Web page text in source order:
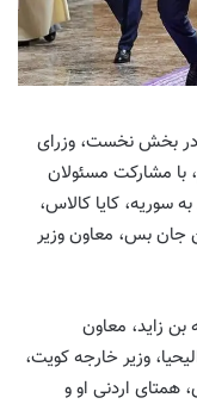
بخش نخست، وزرای
مشارکت مسئولان
سوریه، کایا کالاس،
جان بس، معاون وزیر
بن زاید، معاون
وزیر خارجه کویت،
همتای اردنی او و